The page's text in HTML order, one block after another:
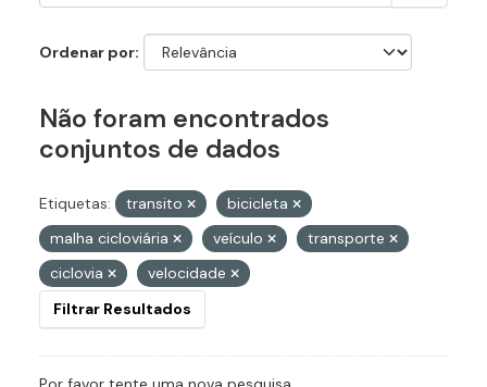
Ordenar por
Não foram encontrados
conjuntos de dados
Etiquetas: transito
bicicleta
malha cicloviária
veículo
transporte
ciclovia
velocidade
Filtrar Resultados